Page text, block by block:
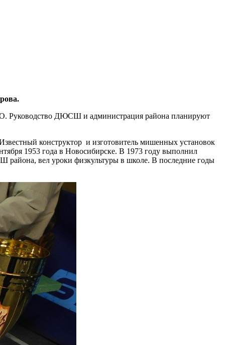
Руководство ДЮСШ и администрация района планируют
конструктор и изготовитель мишенных установок
1953 года в Новосибирске. В 1973 году выполнил
вел уроки физкультуры в школе. В последние годы